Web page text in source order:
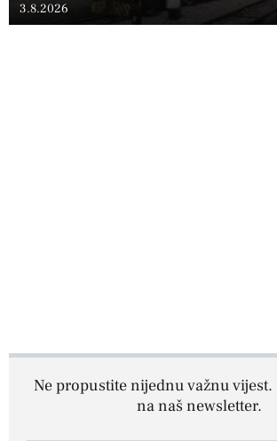
3.8.2026
Ne propustite nijednu važnu vijest.
na naš newsletter.